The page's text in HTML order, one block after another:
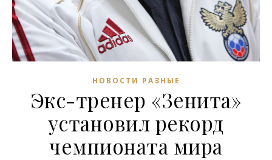
НОВОСТИ РАЗНЫЕ
Экс-тренер «Зенита»
установил рекорд
чемпионата мира